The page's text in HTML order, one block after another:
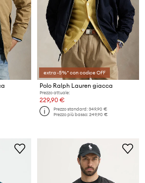
extra -5%* con codice OFF
Polo Ralph Lauren giacca
Prezzo attuale:
229,90 €
Prezzo standard:349,90 €
Prezzo più basso:249,90 €